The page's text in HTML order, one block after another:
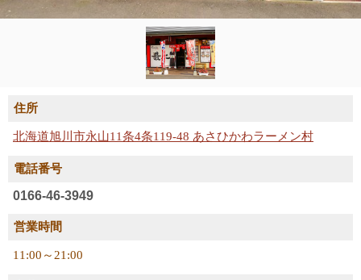
住所
北海道旭川市永山11条4条119-48 あさひかわラーメン村
電話番号
0166-46-3949
営業時間
11:00～21:00